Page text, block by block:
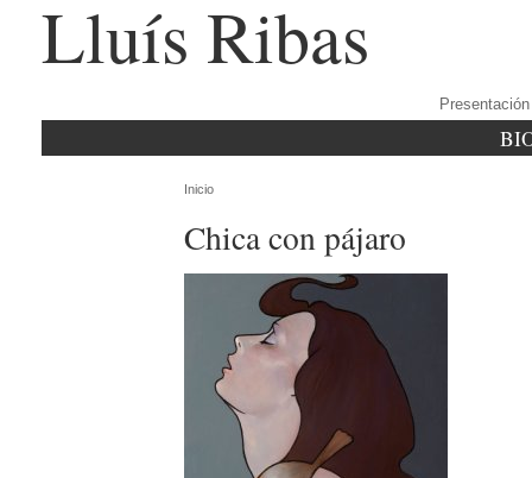
Lluís Ribas
Inicio
Chica con pájaro
Presentación